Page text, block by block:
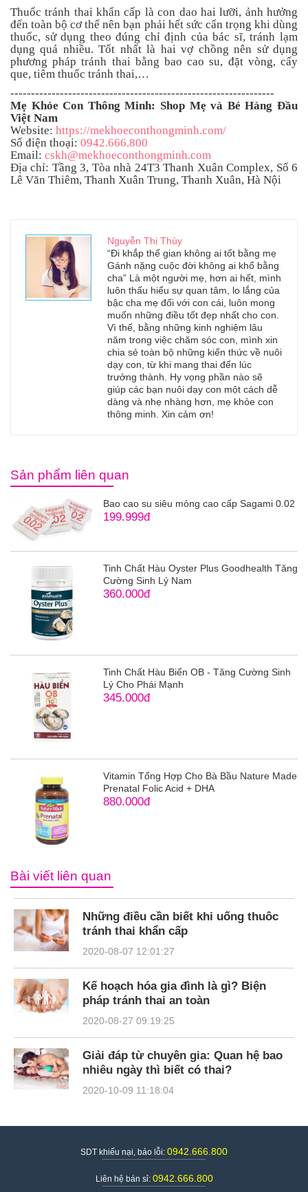
Thuốc tránh thai khẩn cấp là con dao hai lưỡi, ảnh hưởng
đến toàn bộ cơ thể nên bạn phải hết sức cẩn trọng khi dùng
thuốc, sử dụng theo đúng chỉ định của bác sĩ, tránh lạm
dụng quá nhiều. Tốt nhất là hai vợ chồng nên sử dụng
phương pháp tránh thai bằng bao cao su, đặt vòng, cấy
que, tiêm thuốc tránh thai,…
----------------------------------------------------------------
Mẹ Khỏe Con Thông Minh: Shop Mẹ và Bé Hàng Đầu
Việt Nam
Website: https://mekhoeconthongminh.com/
Số điện thoại: 0942.666.800
Email: cskh@mekhoeconthongminh.com
Địa chỉ: Tầng 3, Tòa nhà 24T3 Thanh Xuân Complex, Số 6
Lê Văn Thiêm, Thanh Xuân Trung, Thanh Xuân, Hà Nội
Nguyễn Thị Thùy
“Đi khắp thế gian không ai tốt bằng mẹ
Gánh nặng cuộc đời không ai khổ bằng
cha” Là một người mẹ, hơn ai hết, mình
luôn thấu hiểu sự quan tâm, lo lắng của
bậc cha mẹ đối với con cái, luôn mong
muốn những điều tốt đẹp nhất cho con.
Vì thế, bằng những kinh nghiệm lâu
năm trong việc chăm sóc con, mình xin
chia sẻ toàn bộ những kiến thức về nuôi
dạy con, từ khi mang thai đến lúc
trưởng thành. Hy vọng phần nào sẽ
giúp các bạn nuôi dạy con một cách dễ
dàng và nhẹ nhàng hơn, mẹ khỏe con
thông minh. Xin cảm ơn!
Sản phẩm liên quan
Bao cao su siêu mỏng cao cấp Sagami 0.02
199.999đ
Tinh Chất Hàu Oyster Plus Goodhealth Tăng
Cường Sinh Lý Nam
360.000đ
Tinh Chất Hàu Biển OB - Tăng Cường Sinh
Lý Cho Phái Mạnh
345.000đ
Vitamin Tổng Hợp Cho Bà Bầu Nature Made
Prenatal Folic Acid + DHA
880.000đ
Bài viết liên quan
Những điều cần biết khi uống thuôc
tránh thai khẩn cấp
2020-08-07 12:01:27
Kế hoạch hóa gia đình là gì? Biện
pháp tránh thai an toàn
2020-08-27 09:19:25
Giải đáp từ chuyên gia: Quan hệ bao
nhiêu ngày thì biết có thai?
2020-10-09 11:18:04
SDT khiếu nại, báo lỗi: 0942.666.800
Liên hệ bán sỉ: 0942.666.800